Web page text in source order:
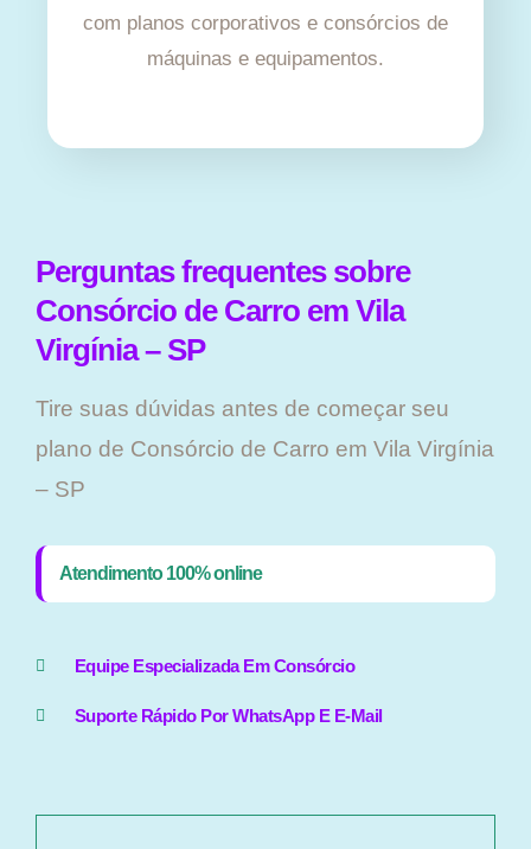
com planos corporativos e consórcios de
máquinas e equipamentos.
Perguntas frequentes sobre
Consórcio de Carro em Vila
Virgínia – SP
Tire suas dúvidas antes de começar seu
plano ​de Consórcio de Carro em Vila Virgínia
– SP
Atendimento 100% online
Equipe Especializada Em Consórcio
Suporte Rápido Por WhatsApp E E-Mail